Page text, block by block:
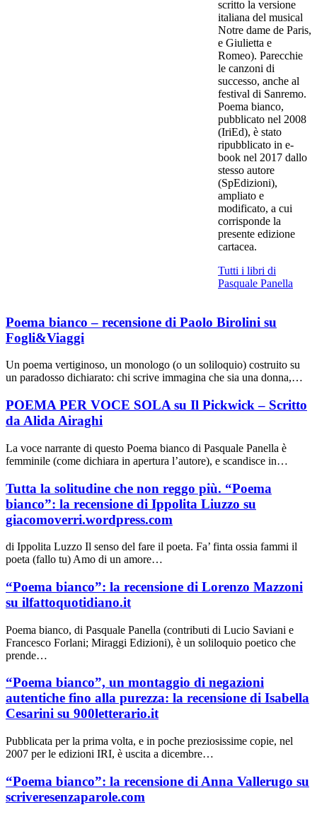
scritto la versione
italiana del musical
Notre dame de Paris,
e Giulietta e
Romeo). Parecchie
le canzoni di
successo, anche al
festival di Sanremo.
Poema bianco,
pubblicato nel 2008
(IriEd), è stato
ripubblicato in e-
book nel 2017 dallo
stesso autore
(SpEdizioni),
ampliato e
modificato, a cui
corrisponde la
presente edizione
cartacea.
Tutti i libri di
Pasquale Panella
Poema bianco – recensione di Paolo Birolini su
Fogli&Viaggi
Un poema vertiginoso, un monologo (o un soliloquio) costruito su
un paradosso dichiarato: chi scrive immagina che sia una donna,…
POEMA PER VOCE SOLA su Il Pickwick – Scritto
da Alida Airaghi
La voce narrante di questo Poema bianco di Pasquale Panella è
femminile (come dichiara in apertura l’autore), e scandisce in…
Tutta la solitudine che non reggo più. “Poema
bianco”: la recensione di Ippolita Liuzzo su
giacomoverri.wordpress.com
di Ippolita Luzzo Il senso del fare il poeta. Fa’ finta ossia fammi il
poeta (fallo tu) Amo di un amore…
“Poema bianco”: la recensione di Lorenzo Mazzoni
su ilfattoquotidiano.it
Poema bianco, di Pasquale Panella (contributi di Lucio Saviani e
Francesco Forlani; Miraggi Edizioni), è un soliloquio poetico che
prende…
“Poema bianco”, un montaggio di negazioni
autentiche fino alla purezza: la recensione di Isabella
Cesarini su 900letterario.it
Pubblicata per la prima volta, e in poche preziosissime copie, nel
2007 per le edizioni IRI, è uscita a dicembre…
“Poema bianco”: la recensione di Anna Vallerugo su
scriveresenzaparole.com